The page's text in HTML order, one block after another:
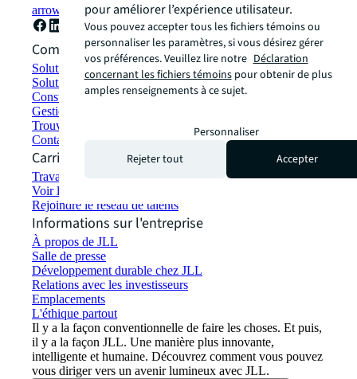
arrow_forward
Comment pouvons-nous vous aider ?
Solutions de développement durable
Solutions d'espace de travail hybride
Construction et location écologiques
Gestion de portefeuille
Trouver et louer un espace
Contactez-nous
Carrières
Travailler chez JLL
Voir les offres d'emploi
Rejoindre le réseau de talents
Informations sur l'entreprise
À propos de JLL
Salle de presse
Développement durable chez JLL
Relations avec les investisseurs
Emplacements
L'éthique partout
Il y a la façon conventionnelle de faire les choses. Et puis,
il y a la façon JLL. Une manière plus innovante,
intelligente et humaine. Découvrez comment vous pouvez
vous diriger vers un avenir lumineux avec JLL.
pour améliorer l’expérience utilisateur.
Vous pouvez accepter tous les fichiers témoins ou
personnaliser les paramètres, si vous désirez gérer
vos préférences. Veuillez lire notre Déclaration
concernant les fichiers témoinspour obtenir de plus
amples renseignements à ce sujet.
Personnaliser
Rejeter tout
Accepter